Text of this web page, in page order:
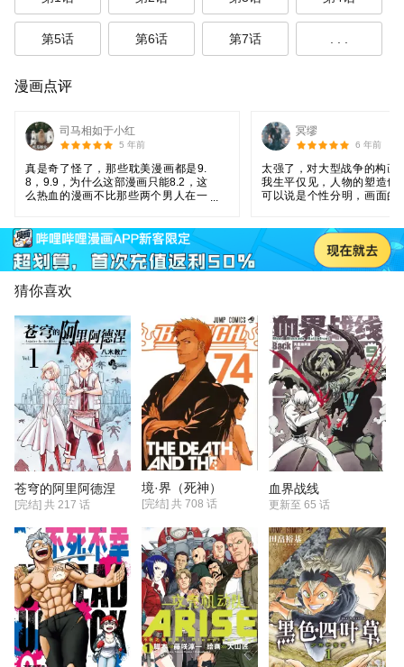
第5话 第6话 第7话
漫画点评
司马相如于小红
5 年前
真是奇了怪了，那些耽美漫画都是9.
8，9.9，为什么这部漫画只能8.2，这
么热血的漫画不比那些两个男人在一
冥缪
6 年前
太强了，对大型战争的构画
我生平仅见，人物的塑造也
可以说是个性分明，画面的
欢战争漫和热血漫的，不过
就不推荐了，这只有男人和
烈搏杀、智谋比拼以及信念
弄了个假分
猜你喜欢
苍穹的阿里阿德涅
[完结] 共 217 话
境·界（死神）
[完结] 共708 话
血界战线
更新至65 话